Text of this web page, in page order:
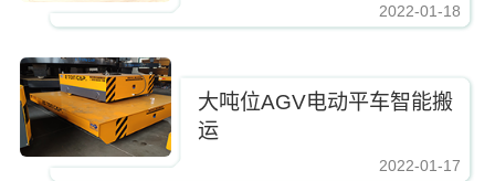
2022-01-18
大吨位AGV电动平车智能搬
运
2022-01-17